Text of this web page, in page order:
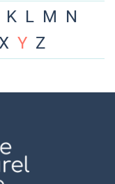
K L M N
X Y Z